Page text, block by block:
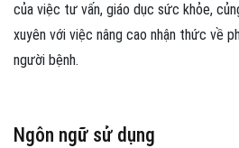
Ngôn ngữ sử dụng
của việc tư vấn, giáo dục sức khỏe,
xuyên với việc nâng cao nhận thức về
người bệnh.